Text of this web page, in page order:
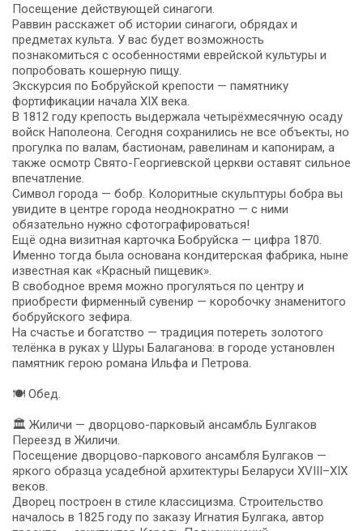
Посещение действующей синагоги.
Раввин расскажет об истории синагоги, обрядах и
предметах культа. У вас будет возможность
познакомиться с особенностями еврейской культуры и
попробовать кошерную пищу.
Экскурсия по Бобруйской крепости — памятнику
фортификации начала XIX века.
В 1812 году крепость выдержала четырёхмесячную осаду
войск Наполеона. Сегодня сохранились не все объекты, но
прогулка по валам, бастионам, равелинам и капонирам, а
также осмотр Свято-Георгиевской церкви оставят сильное
впечатление.
Символ города — бобр. Колоритные скульптуры бобра вы
увидите в центре города неоднократно — с ними
обязательно нужно сфотографироваться!
Ещё одна визитная карточка Бобруйска — цифра 1870.
Именно тогда была основана кондитерская фабрика, ныне
известная как «Красный пищевик».
В свободное время можно прогуляться по центру и
приобрести фирменный сувенир — коробочку знаменитого
бобруйского зефира.
На счастье и богатство — традиция потереть золотого
телёнка в руках у Шуры Балаганова: в городе установлен
памятник герою романа Ильфа и Петрова.
🍽 Обед.
🏛 Жиличи — дворцово-парковый ансамбль Булгаков
Переезд в Жиличи.
Посещение дворцово-паркового ансамбля Булгаков —
яркого образца усадебной архитектуры Беларуси XVIII–XIX
веков.
Дворец построен в стиле классицизма. Строительство
началось в 1825 году по заказу Игнатия Булгака, автор